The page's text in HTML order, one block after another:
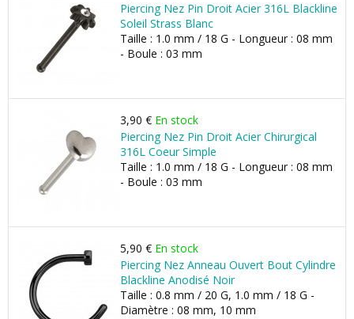
Piercing Nez Pin Droit Acier 316L Blackline
Soleil Strass Blanc
Taille : 1.0 mm / 18 G - Longueur : 08 mm
- Boule : 03 mm
3,90 € En stock
Piercing Nez Pin Droit Acier Chirurgical
316L Coeur Simple
Taille : 1.0 mm / 18 G - Longueur : 08 mm
- Boule : 03 mm
5,90 € En stock
Piercing Nez Anneau Ouvert Bout Cylindre
Blackline Anodisé Noir
Taille : 0.8 mm / 20 G, 1.0 mm / 18 G -
Diamètre : 08 mm, 10 mm